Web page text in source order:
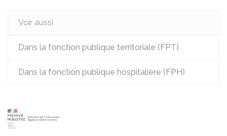
Voir aussi
Dans la fonction publique territoriale (FPT)
Dans la fonction publique hospitalière (FPH)